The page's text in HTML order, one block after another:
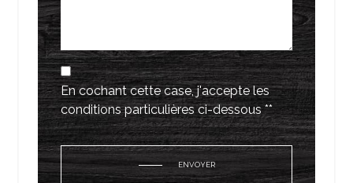
En cochant cette case, j'accepte les
conditions particulières ci-dessous **
ENVOYER